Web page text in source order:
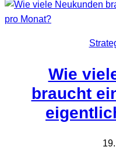
Wie
braucht